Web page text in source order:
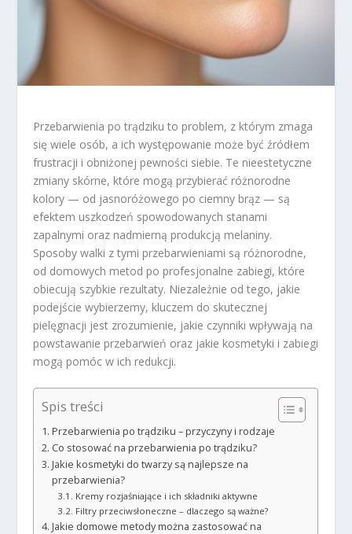
Przebarwienia po trądziku to problem, z którym zmaga
się wiele osób, a ich występowanie może być źródłem
frustracji i obniżonej pewności siebie. Te nieestetyczne
zmiany skórne, które mogą przybierać różnorodne
kolory — od jasnoróżowego po ciemny brąz — są
efektem uszkodzeń spowodowanych stanami
zapalnymi oraz nadmierną produkcją melaniny.
Sposoby walki z tymi przebarwieniami są różnorodne,
od domowych metod po profesjonalne zabiegi, które
obiecują szybkie rezultaty. Niezależnie od tego, jakie
podejście wybierzemy, kluczem do skutecznej
pielęgnacji jest zrozumienie, jakie czynniki wpływają na
powstawanie przebarwień oraz jakie kosmetyki i zabiegi
mogą pomóc w ich redukcji.
Spis treści
Przebarwienia po trądziku – przyczyny i rodzaje
Co stosować na przebarwienia po trądziku?
Jakie kosmetyki do twarzy są najlepsze na
przebarwienia?
Kremy rozjaśniające i ich składniki aktywne
Filtry przeciwsłoneczne – dlaczego są ważne?
Jakie domowe metody można zastosować na